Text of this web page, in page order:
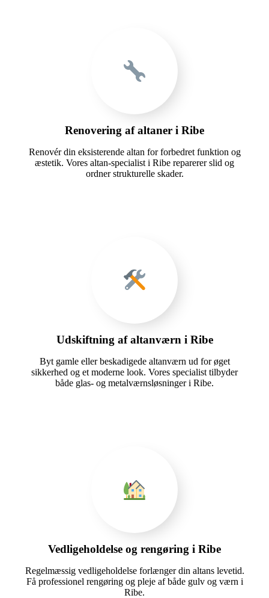
Renovering af altaner i Ribe
Renovér din eksisterende altan for forbedret funktion og
æstetik. Vores altan-specialist i Ribe reparerer slid og
ordner strukturelle skader.
Udskiftning af altanværn i Ribe
Byt gamle eller beskadigede altanværn ud for øget
sikkerhed og et moderne look. Vores specialist tilbyder
både glas- og metalværnsløsninger i Ribe.
Vedligeholdelse og rengøring i Ribe
Regelmæssig vedligeholdelse forlænger din altans levetid.
Få professionel rengøring og pleje af både gulv og værn i
Ribe.